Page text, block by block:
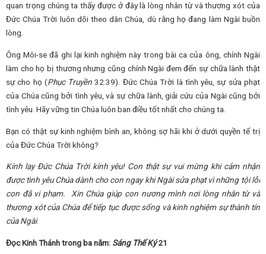
quan trọng chúng ta thấy được ở đây là lòng nhân từ và thương xót của
Đức Chúa Trời luôn dõi theo dân Chúa, dù rằng họ đang làm Ngài buồn
lòng.
Ông Môi-se đã ghi lại kinh nghiệm này trong bài ca của ông, chính Ngài
làm cho họ bị thương nhưng cũng chính Ngài đem đến sự chữa lành thật
sự cho họ (Phục Truyền 32:39). Đức Chúa Trời là tình yêu, sự sửa phạt
của Chúa cũng bởi tình yêu, và sự chữa lành, giải cứu của Ngài cũng bởi
tình yêu. Hãy vững tin Chúa luôn ban điều tốt nhất cho chúng ta.
Bạn có thật sự kinh nghiệm bình an, không sợ hãi khi ở dưới quyền tể trị
của Đức Chúa Trời không?
Kính lạy Đức Chúa Trời kính yêu! Con thật sự vui mừng khi cảm nhận
được tình yêu Chúa dành cho con ngay khi Ngài sửa phạt vì những tội lỗi
con đã vi phạm. Xin Chúa giúp con nương mình nơi lòng nhân từ và
thương xót của Chúa để tiếp tục được sống và kinh nghiệm sự thành tín
của Ngài.
Đọc Kinh Thánh trong ba năm: Sáng Thế Ký21